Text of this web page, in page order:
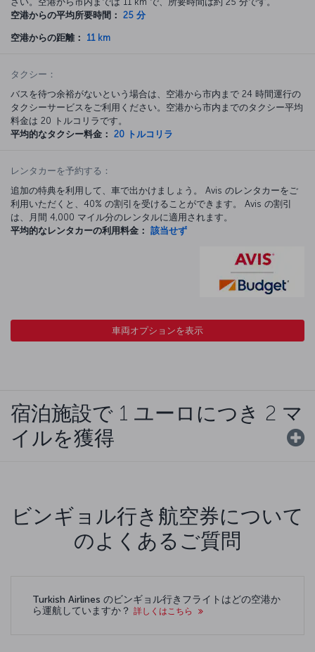
空港からの平均所要時間： 25 分
空港からの距離： 11 km
タクシー：
バスを待つ余裕がないという場合は、空港から市内まで 24 時間運行の
タクシーサービスをご利用ください。空港から市内までのタクシー平均
料金は 20 トルコリラです。
平均的なタクシー料金： 20 トルコリラ
レンタカーを予約する：
追加の特典を利用して、車で出かけましょう。 Avis のレンタカーをご
利用いただくと、40% の割引を受けることができます。 Avis の割引
は、月間 4,000 マイル分のレンタルに適用されます。
平均的なレンタカーの利用料金： 該当せず
車両オプションを表示
宿泊施設で 1 ユーロにつき 2 マ
イルを獲得
ビンギョル行き航空券について
のよくあるご質問
Turkish Airlines のビンギョル行きフライトはどの空港か
ら運航していますか？ 詳しくはこちら